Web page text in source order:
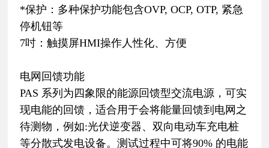
*保护：多种保护功能包含OVP, OCP, OTP, 紧急
停机钮等
7吋：触摸屏HMI操作人性化、方便
电网回馈功能
PAS 系列为四象限的能源回馈型交流电源，可实
现电能的回馈，适合用于会将能量回馈到电网之
待测物，例如:光伏逆变器、双向电动车充电桩
等分散式发电设备。测试过程中可将90% 的电能